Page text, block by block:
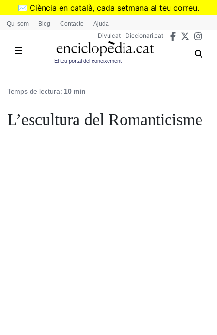
Vés
✉️ Ciència en català, cada setmana al teu correu.
➜Subscriu-te al butlletí de Divulcat
Qui som Blog Contacte Ajuda
Divulcat Diccionari.cat
El teu portal del coneixement
Temps de lectura: 10 min
L’escultura del Romanticisme